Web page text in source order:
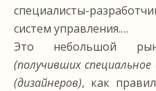
специалисты-
систем управления.…
Это небольшой
(получивших специальное
(дизайнеров), как